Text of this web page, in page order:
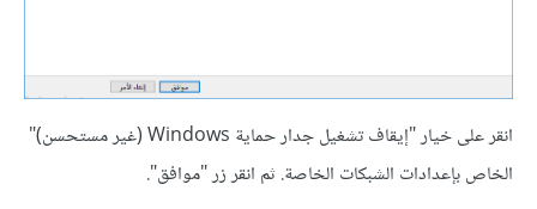
انقر على خيار "إيقاف تشغيل جدار حماية Windows (غير مستحسن)"
الخاص بإعدادات الشبكات الخاصة. ثم انقر زر "موافق".